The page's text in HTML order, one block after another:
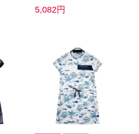
5,082円